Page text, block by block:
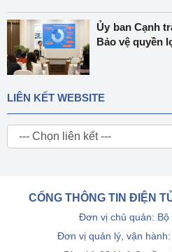
Ủy ban Cạnh
Bảo vệ quyền
LIÊN KẾT WEBSITE
CỔNG THÔNG TIN ĐIỆN
Đơn vị chủ quản:
Đơn vị quản lý, vận